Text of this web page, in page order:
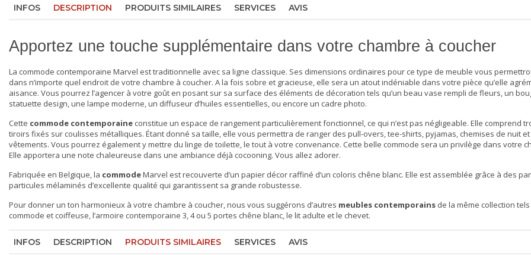
INFOS DESCRIPTION PRODUITS SIMILAIRES SERVICES AVIS
Apportez une touche supplémentaire dans votre chambre à coucher
La commode contemporaine Marvel est traditionnelle avec sa ligne classique. Ses dimensions ordinaires pour ce type de meuble vous
dans n’importe quel endroit de votre chambre à coucher. A la fois sobre et gracieuse, elle sera un atout indéniable dans votre pièce qu’elle
aisance. Vous pourrez l’agencer à votre goût en posant sur sa surface des éléments de décoration tels qu’un beau vase rempli de fleurs, un
statuette design, une lampe moderne, un diffuseur d’huiles essentielles, ou encore un cadre photo.
Cette commode contemporaine constitue un espace de rangement particulièrement fonctionnel, ce qui n’est pas négligeable. Elle comprend
tiroirs fixés sur coulisses métalliques. Étant donné sa taille, elle vous permettra de ranger des pull-overs, tee-shirts, pyjamas, chemises de nuit
vêtements. Vous pourrez également y mettre du linge de toilette, le tout à votre convenance. Cette belle commode sera un privilège dans votre
Elle apportera une note chaleureuse dans une ambiance déjà cocooning. Vous allez adorer.
Fabriquée en Belgique, la commodeMarvel est recouverte d’un papier décor raffiné d’un coloris chêne blanc. Elle est assemblée grâce à des
particules mélaminés d’excellente qualité qui garantissent sa grande robustesse.
Pour donner un ton harmonieux à votre chambre à coucher, nous vous suggérons d’autres meubles contemporains de la même collection
commode et coiffeuse, l’armoire contemporaine 3, 4 ou 5 portes chêne blanc, le lit adulte et le chevet.
INFOS DESCRIPTION PRODUITS SIMILAIRES SERVICES AVIS